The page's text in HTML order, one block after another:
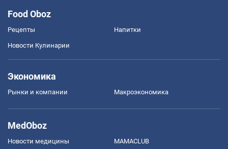
Food Oboz
Рецепты Напитки
Новости Кулинарии
Экономика
Рынки и компании Mакроэкономика
MedOboz
Новости медицины MAMACLUB